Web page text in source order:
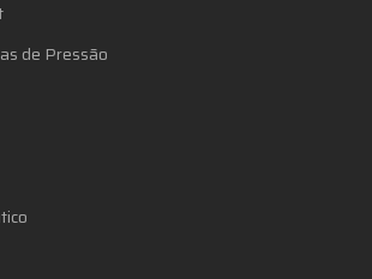
de Pressão